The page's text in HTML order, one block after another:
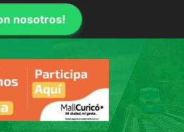
nosotros!